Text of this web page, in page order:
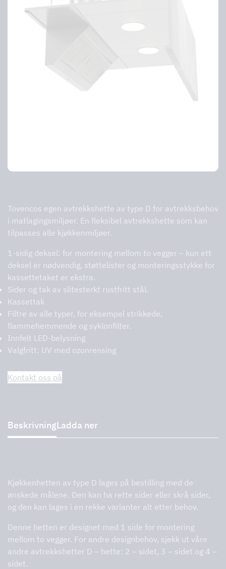
Tovencos egen avtrekkshette av type D for avtrekksbehov
i matlagingsmiljøer. En fleksibel avtrekkshette som kan
tilpasses alle kjøkkenmiljøer.
1-sidig deksel: for montering mellom to vegger – kun ett
deksel er nødvendig, støttelister og monteringsstykke for
kassettetaket er ekstra.
Sider og tak av slitesterkt rustfritt stål.
Kassettak
Filtre av alle typer, for eksempel strikkede,
flammehemmende og syklonfilter.
Innfelt LED-belysning
Valgfritt: UV med ozonrensing
Kontakt oss på
BeskrivningLadda ner
Kjøkkenhetten av type D lages på bestilling med de
ønskede målene. Den kan ha rette sider eller skrå sider,
og den kan lages i en rekke varianter alt etter behov.
Denne hetten er designet med 1 side for montering
mellom to vegger. For andre designbehov, sjekk ut våre
andre avtrekkshetter D – hette: 2 – sidet, 3 – sidet og 4 –
sidet.